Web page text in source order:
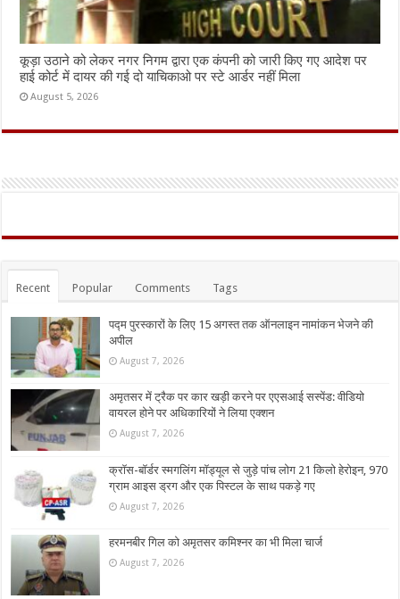
कूड़ा उठाने को लेकर नगर निगम द्वारा एक कंपनी को जारी किए गए आदेश पर
हाई कोर्ट में दायर की गई दो याचिकाओ पर स्टे आर्डर नहीं मिला
August 5, 2026
Recent Popular Comments Tags
पद्म पुरस्कारों के लिए 15 अगस्त तक ऑनलाइन नामांकन भेजने की
अपील
August 7, 2026
अमृतसर में ट्रैक पर कार खड़ी करने पर एएसआई सस्पेंड: वीडियो
वायरल होने पर अधिकारियों ने लिया एक्शन
August 7, 2026
क्रॉस-बॉर्डर स्मगलिंग मॉड्यूल से जुड़े पांच लोग 21 किलो हेरोइन, 970
ग्राम आइस ड्रग और एक पिस्टल के साथ पकड़े गए
August 7, 2026
हरमनबीर गिल को अमृतसर कमिश्नर का भी मिला चार्ज
August 7, 2026